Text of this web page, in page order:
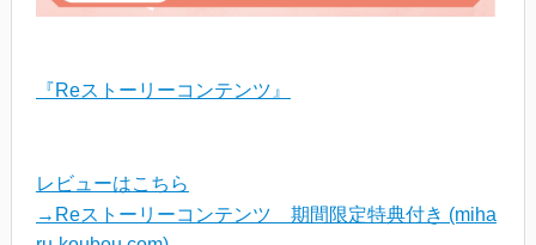
『Reストーリーコンテンツ』
レビューはこちら
→Reストーリーコンテンツ 期間限定特典付き (miha